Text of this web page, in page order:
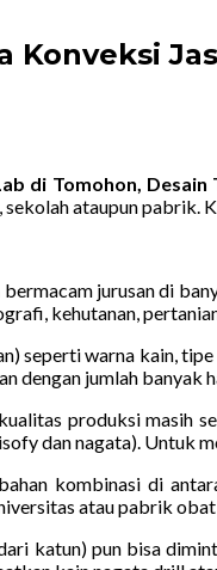
Konveksi
di Tomohon,
ataupun pabrik.
jurusan di
kehutanan,
seperti warna kain,
dengan jumlah banyak
produksi masih
dan nagata). Untuk
kombinasi di
atau pabrik obat
katun) pun bisa